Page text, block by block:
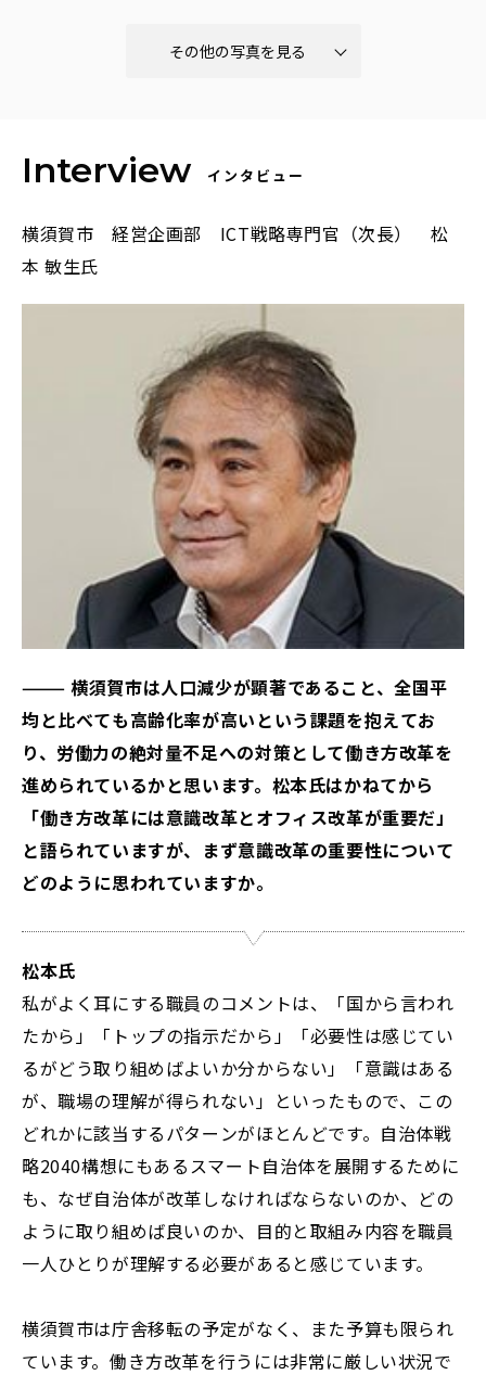
その他の写真を見る
インタビュー
横須賀市 経営企画部 ICT戦略専門官（次長） 松
本 敏生氏
——— 横須賀市は人口減少が顕著であること、全国平
均と比べても高齢化率が高いという課題を抱えてお
り、労働力の絶対量不足への対策として働き方改革を
進められているかと思います。松本氏はかねてから
「働き方改革には意識改革とオフィス改革が重要だ」
と語られていますが、まず意識改革の重要性について
どのように思われていますか。
松本氏
私がよく耳にする職員のコメントは、「国から言われ
たから」「トップの指示だから」「必要性は感じてい
るがどう取り組めばよいか分からない」「意識はある
が、職場の理解が得られない」といったもので、この
どれかに該当するパターンがほとんどです。自治体戦
略2040構想にもあるスマート自治体を展開するために
も、なぜ自治体が改革しなければならないのか、どの
ように取り組めば良いのか、目的と取組み内容を職員
一人ひとりが理解する必要があると感じています。
横須賀市は庁舎移転の予定がなく、また予算も限られ
ています。働き方改革を行うには非常に厳しい状況で